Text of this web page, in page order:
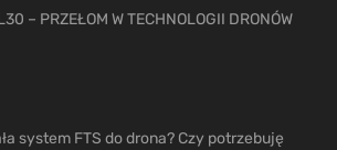
– PRZEŁOM W TECHNOLOGII DRONÓW
system FTS do drona? Czy potrzebuję